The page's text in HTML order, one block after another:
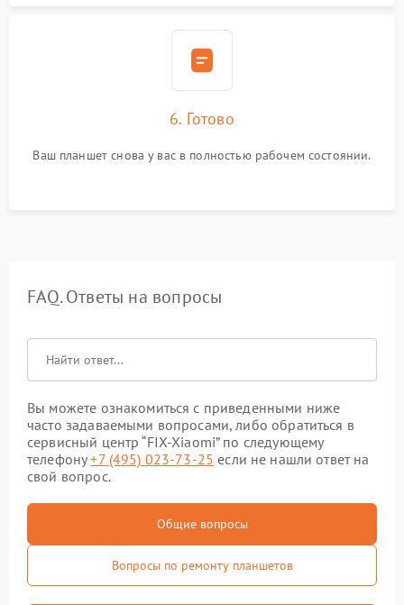
6. Готово
Ваш планшет снова у вас в полностью рабочем состоянии.
FAQ. Ответы на вопросы
Вы можете ознакомиться с приведенными ниже
часто задаваемыми вопросами, либо обратиться в
сервисный центр “FIX-Xiaomi” по следующему
телефону+7 (495) 023-73-25 если не нашли ответ на
свой вопрос.
Общие вопросы
Вопросы по ремонту планшетов